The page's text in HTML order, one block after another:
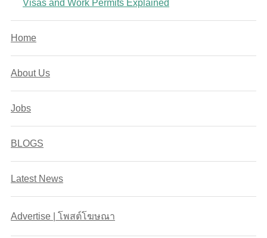
Visas and Work Permits Explained
Home
About Us
Jobs
BLOGS
Latest News
Advertise | โพสต์โฆษณา